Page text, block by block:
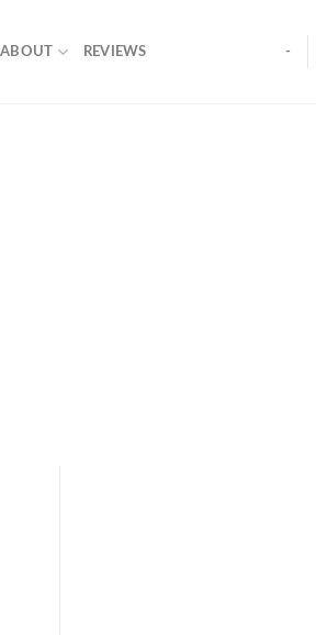
ABOUT REVIEWS -